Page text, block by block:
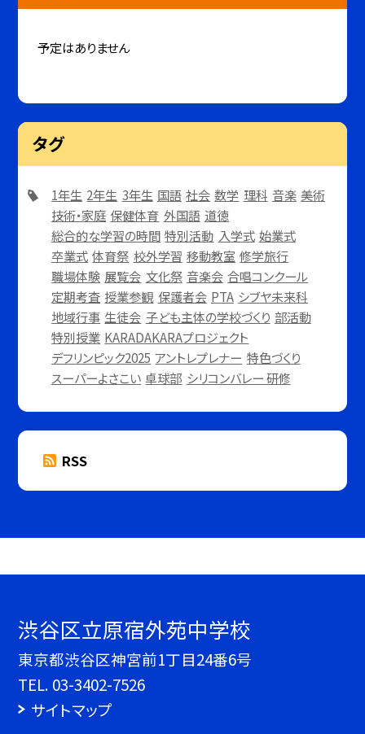
予定はありません
タグ
1年生 2年生 3年生 国語 社会 数学 理科 音楽 美術
技術・家庭 保健体育 外国語 道徳
総合的な学習の時間 特別活動 入学式 始業式
卒業式 体育祭 校外学習 移動教室 修学旅行
職場体験 展覧会 文化祭 音楽会 合唱コンクール
定期考査 授業参観 保護者会 PTA シブヤ未来科
地域行事 生徒会 子ども主体の学校づくり 部活動
特別授業 KARADAKARAプロジェクト
デフリンピック2025 アントレプレナー 特色づくり
スーパーよさこい 卓球部 シリコンバレー 研修
RSS
渋谷区立原宿外苑中学校
東京都渋谷区神宮前1丁目24番6号
TEL. 03-3402-7526
サイトマップ